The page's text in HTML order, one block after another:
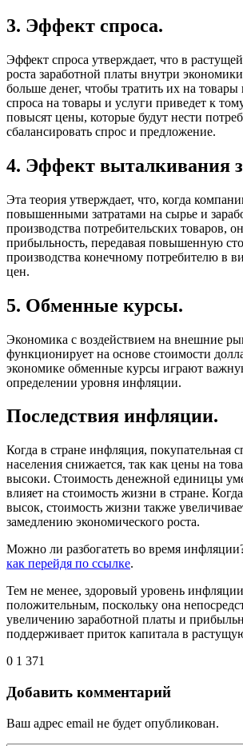
3. Эффект спроса.
Эффект спроса утверждает, что в
роста заработной платы внутри
больше денег, чтобы тратить их на товары
спроса на товары и услуги приведет к
повысят цены, которые будут нести
сбалансировать спрос и предложение.
4. Эффект выталкивания
Эта теория утверждает, что, когда
повышенными затратами на сырье и
производства потребительских товаров,
прибыльность, передавая повышенную
производства конечному потребителю в
цен.
5. Обменные курсы.
Экономика с воздействием на внешние
функционирует на основе стоимости
экономике обменные курсы играют
определении уровня инфляции.
Последствия инфляции.
Когда в стране инфляция, покупательная
населения снижается, так как цены на
высоки. Стоимость денежной единицы
влияет на стоимость жизни в стране.
высок, стоимость жизни также
замедлению экономического роста.
Можно ли разбогатеть во время
как перейдя по ссылке.
Тем не менее, здоровый уровень
положительным, поскольку она
увеличению заработной платы и
поддерживает приток капитала в
0 1 371
Добавить комментарий
Ваш адрес email не будет опубликован.